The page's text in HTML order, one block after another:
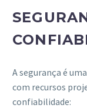
A segurança é
com recursos
confiabilidade: